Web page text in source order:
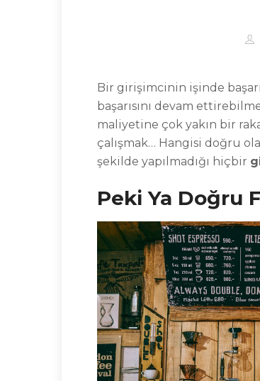
Bir girişimcinin işinde
başarısını devam
maliyetine çok yakın bir
çalışmak… Hangisi doğru
şekilde yapılmadığı hiçbir
Peki Ya Doğru